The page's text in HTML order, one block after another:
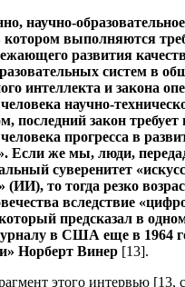
научно-
котором выполняются
развития
систем в
интеллекта и закона
научно-
последний закон
прогресса в
Если же мы, люди,
суверенитет
(ИИ), то тогда резко
вследствие
предсказал в
в США еще в 1964
Норберт Винер [13].
этого интервью [13,